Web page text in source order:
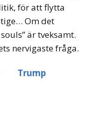
för att flytta
Om det
är tveksamt.
nervigaste fråga.
Trump